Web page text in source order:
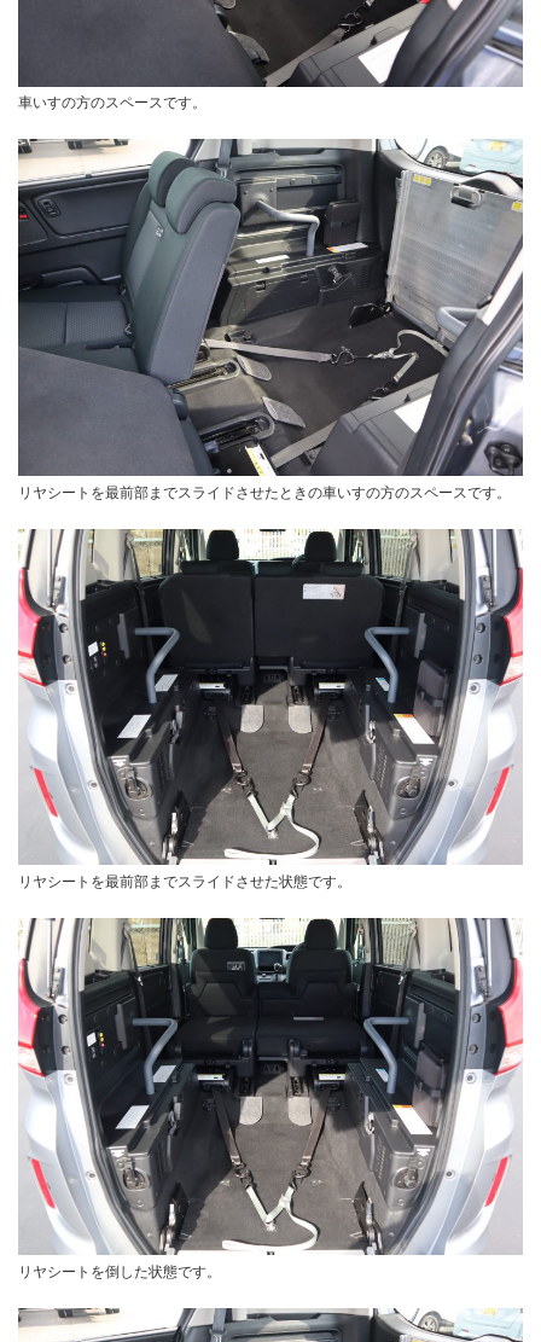
車いすの方のスペースです。
リヤシートを最前部までスライドさせたときの車いすの方のスペースです。
リヤシートを最前部までスライドさせた状態です。
リヤシートを倒した状態です。